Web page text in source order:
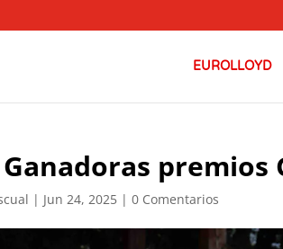
EUROLLOYD
premios
| Jun 24, 2025 |0 Comentarios